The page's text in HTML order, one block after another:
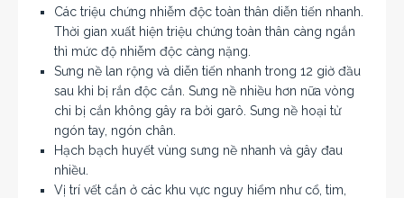
Các triệu chứng nhiễm độc toàn thân diễn tiến nhanh.
Thời gian xuất hiện triệu chứng toàn thân càng ngắn
thì mức độ nhiễm độc càng nặng.
Sưng nề lan rộng và diễn tiến nhanh trong 12 giờ đầu
sau khi bị rắn độc cắn. Sưng nề nhiều hơn nữa vòng
chi bị cắn không gây ra bởi garô. Sưng nề hoại tử
ngón tay, ngón chân.
Hạch bạch huyết vùng sưng nề nhanh và gây đau
nhiều.
Vị trí vết cắn ở các khu vực nguy hiểm như cổ, tim,